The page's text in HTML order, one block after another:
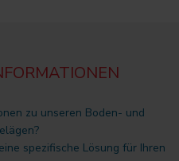
zu unseren Boden- und
spezifische Lösung für Ihren